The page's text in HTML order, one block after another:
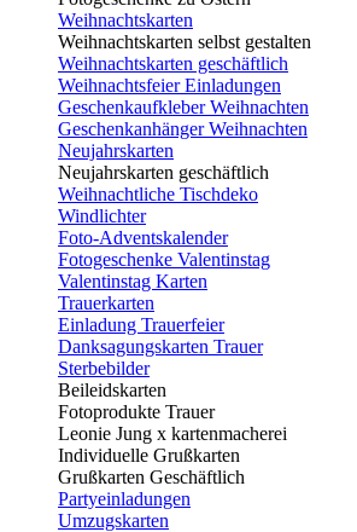
Weihnachtskarten
Weihnachtskarten selbst gestalten
Weihnachtskarten geschäftlich
Weihnachtsfeier Einladungen
Geschenkaufkleber Weihnachten
Geschenkanhänger Weihnachten
Neujahrskarten
Neujahrskarten geschäftlich
Weihnachtliche Tischdeko
Windlichter
Foto-Adventskalender
Fotogeschenke Valentinstag
Valentinstag Karten
Trauerkarten
Einladung Trauerfeier
Danksagungskarten Trauer
Sterbebilder
Beileidskarten
Fotoprodukte Trauer
Leonie Jung x kartenmacherei
Individuelle Grußkarten
Grußkarten Geschäftlich
Partyeinladungen
Umzugskarten